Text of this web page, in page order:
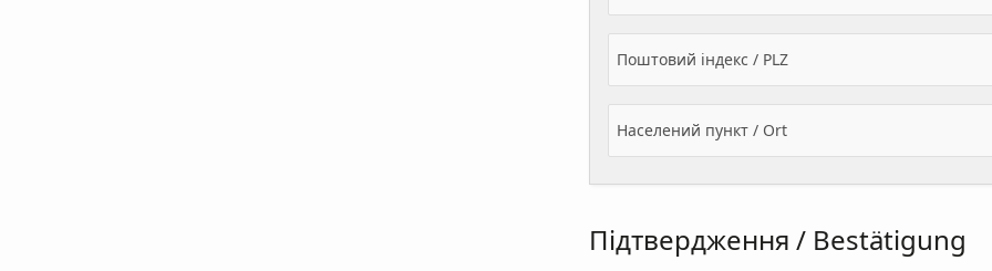
Поштовий індекс / PLZ
Населений пункт / Ort
Підтвердження / Bestätigung